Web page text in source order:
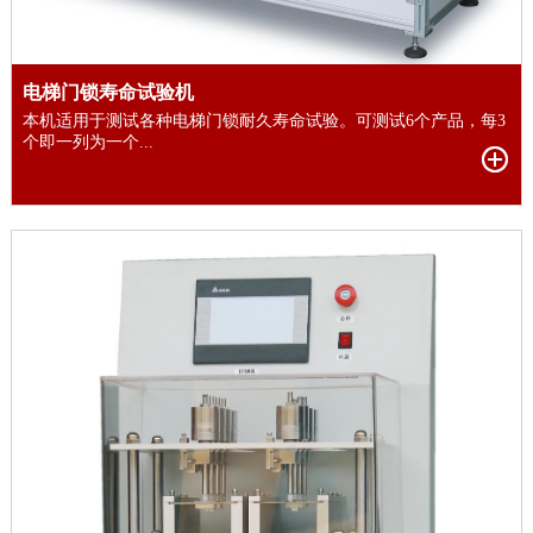
电梯门锁寿命试验机
本机适用于测试各种电梯门锁耐久寿命试验。可测试6个产品，每3
个即一列为一个...